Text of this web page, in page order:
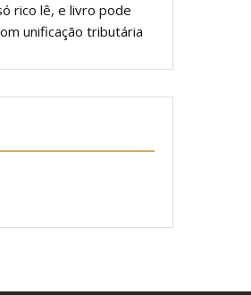
rico lê, e livro pode
unificação tributária